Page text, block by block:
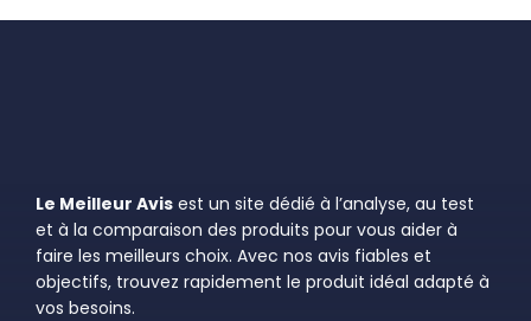
Le Meilleur Avis est un site dédié à l’analyse, au test
et à la comparaison des produits pour vous aider à
faire les meilleurs choix. Avec nos avis fiables et
objectifs, trouvez rapidement le produit idéal adapté à
vos besoins.